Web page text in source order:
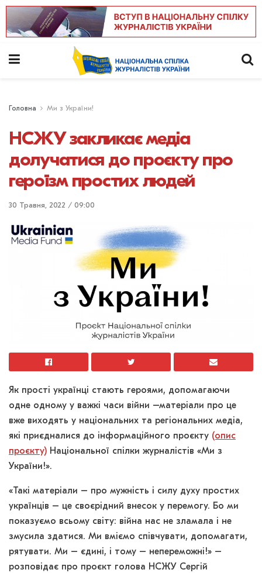
Головна Ми з України!
НСЖУ закликає медіа
долучатися до проєкту про
героїзм простих людей
30 Травня, 2022 / 09:00
Як прості українці стають героями, допомагаючи
одне одному у важкі часи війни –матеріали про це
вже виходять у національних та регіональних медіа,
які приєдналися до інформаційного проєкту (опис
проєкту) Національної спілки журналістів «Ми з
України!».
«Такі матеріали – про мужність і силу духу простих
українців – це своєрідний внесок у перемогу. Бо ми
показуємо всьому світу: війна нас не зламала і не
змусила здатися. Ми вміємо співчувати, допомагати,
рятувати. Ми – єдині, і тому – непереможні!» –
розповідає про проєкт голова НСЖУ Сергій